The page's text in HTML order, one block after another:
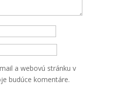
a webovú stránku v
budúce komentáre.